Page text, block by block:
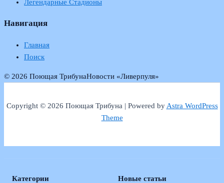
Легендарные Стадионы
Навигация
Главная
Поиск
© 2026 Поющая ТрибунаНовости «Ливерпуля»
Copyright © 2026 Поющая Трибуна | Powered byAstra WordPress
Theme
Категории Новые статьи